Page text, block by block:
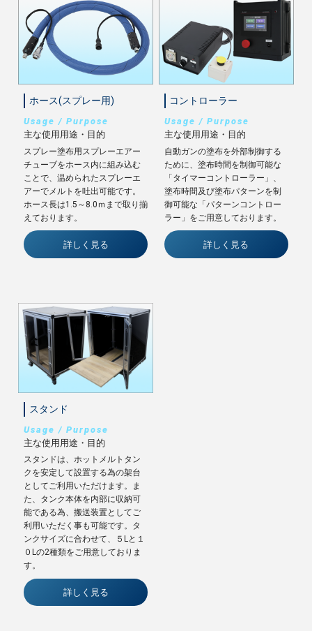
ホース(スプレー用)
Usage / Purpose
主な使用用途・目的
スプレー塗布用スプレーエアー
チューブをホース内に組み込む
ことで、温められたスプレーエ
アーでメルトを吐出可能です。
ホース長は1.5～8.0ｍまで取り揃
えております。
詳しく見る
コントローラー
Usage / Purpose
主な使用用途・目的
自動ガンの塗布を外部制御する
ために、塗布時間を制御可能な
「タイマーコントローラー」、
塗布時間及び塗布パターンを制
御可能な「パターンコントロー
ラー」をご用意しております。
詳しく見る
スタンド
Usage / Purpose
主な使用用途・目的
スタンドは、ホットメルトタン
クを安定して設置する為の架台
としてご利用いただけます。ま
た、タンク本体を内部に収納可
能である為、搬送装置としてご
利用いただく事も可能です。タ
ンクサイズに合わせて、５Lと１
０Lの2種類をご用意しておりま
す。
詳しく見る